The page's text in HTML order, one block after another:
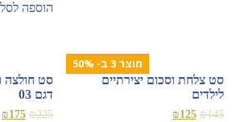
הוספה לסל
מוצר 3 ב- 50%
סט צלחת וסכום יצירתיים
לילדים
₪145
₪125
סט חולצה
דגם 03
₪225
₪175